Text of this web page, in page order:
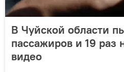
В Чуйской области
пассажиров и 19
видео